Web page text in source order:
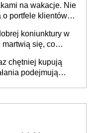
na wakacje. Nie
o portfele klientów
koniunktury w
martwią się, co
chętniej kupują
podejmują